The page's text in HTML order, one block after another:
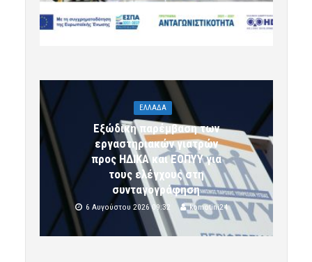
ΕΛΛΑΔΑ
Εξώδικη παρέμβαση των
εργαστηριακών γιατρών
προς ΗΔΙΚΑ και ΕΟΠΥΥ για
τους ελέγχους στη
συνταγογράφηση
6 Αυγούστου 2026 09:32 komotini24